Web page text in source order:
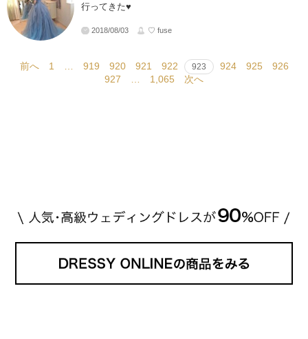
行ってきた♥
2018/08/03 ♡ fuse
前へ 1 919 920 921 922 923 924 925
926
927
1,065 次へ